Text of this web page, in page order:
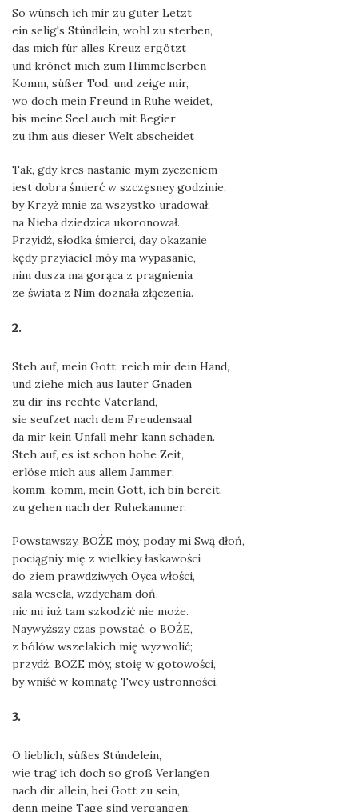
So wünsch ich mir zu guter Letzt
ein selig's Stündlein, wohl zu sterben,
das mich für alles Kreuz ergötzt
und krönet mich zum Himmelserben
Komm, süßer Tod, und zeige mir,
wo doch mein Freund in Ruhe weidet,
bis meine Seel auch mit Begier
zu ihm aus dieser Welt abscheidet
Tak, gdy kres nastanie mym życzeniem
iest dobra śmierć w szczęsney godzinie,
by Krzyż mnie za wszystko uradował,
na Nieba dziedzica ukoronował.
Przyidź, słodka śmierci, day okazanie
kędy przyiaciel móy ma wypasanie,
nim dusza ma gorąca z pragnienia
ze świata z Nim doznała złączenia.
2.
Steh auf, mein Gott, reich mir dein Hand,
und ziehe mich aus lauter Gnaden
zu dir ins rechte Vaterland,
sie seufzet nach dem Freudensaal
da mir kein Unfall mehr kann schaden.
Steh auf, es ist schon hohe Zeit,
erlöse mich aus allem Jammer;
komm, komm, mein Gott, ich bin bereit,
zu gehen nach der Ruhekammer.
Powstawszy, BOŻE móy, poday mi Swą dłoń,
pociągniy mię z wielkiey łaskawości
do ziem prawdziwych Oyca włości,
sala wesela, wzdycham doń,
nic mi iuż tam szkodzić nie może.
Naywyższy czas powstać, o BOŻE,
z bólów wszelakich mię wyzwolić;
przydź, BOŻE móy, stoię w gotowości,
by wniść w komnatę Twey ustronności.
3.
O lieblich, süßes Stündelein,
wie trag ich doch so groß Verlangen
nach dir allein, bei Gott zu sein,
denn meine Tage sind vergangen;